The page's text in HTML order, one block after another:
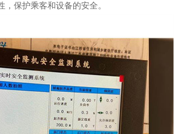
，保护乘客和设备的安全。